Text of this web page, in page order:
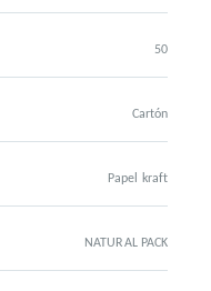
50
Cartón
Papel kraft
NATURAL PACK